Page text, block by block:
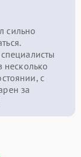
сильно
несколько
с
за